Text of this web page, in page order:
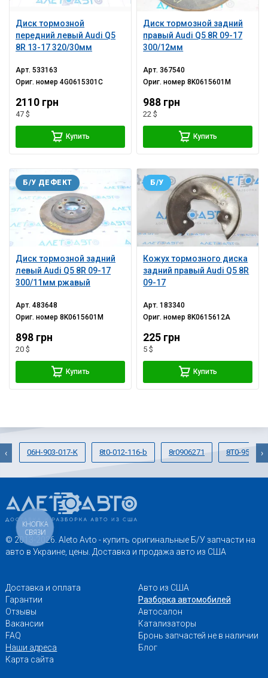
Диск тормозной
передний левый Audi Q5
8R 13-17 320/30мм
Арт.533163
Ориг. номер4G0615301C
2110 грн
47 $
Купить
Диск тормозной задний
правый Audi Q5 8R 09-17
300/12мм
Арт.367540
Ориг. номер8K0615601M
988 грн
22 $
Купить
Диск тормозной задний
левый Audi Q5 8R 09-17
300/11мм ржавый
Б/У ДЕФЕКТ
Арт.483648
Ориг. номер8K0615601M
898 грн
20 $
Купить
Кожух тормозного диска
задний правый Audi Q5 8R
09-17
Б/У
Арт.183340
Ориг. номер8K0615612A
225 грн
5 $
Купить
06H-903-017-K 8t0-012-116-b 8r0906271 8T0-959-
‹ ›
© 2013-2026. Aleto Avto - купить оригинальные Б/У запчасти на
авто в Украине, цены. Доставка и продажа авто из США
Доставка и оплата
Гарантии
Отзывы
Вакансии
FAQ
Наши адреса
Карта сайта
Авто из США
Разборка автомобилей
Автосалон
Катализаторы
Бронь запчастей не в наличии
Блог
КНОПКА
СВЯЗИ